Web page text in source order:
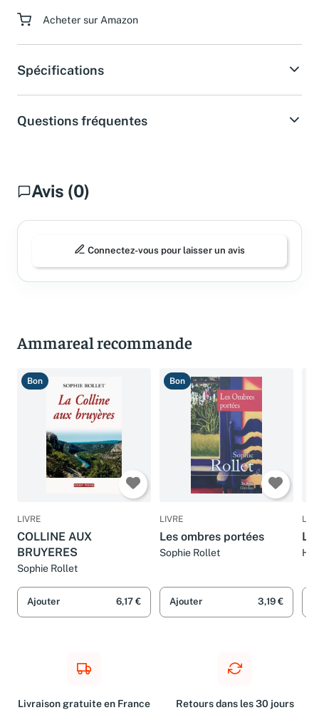
Acheter sur Amazon
Spécifications
Questions fréquentes
Avis (0)
Connectez-vous pour laisser un avis
Ammareal recommande
Bon
LIVRE
COLLINE AUX
BRUYERES
Sophie Rollet
Ajouter 6,17 €
Bon
LIVRE
Les ombres portées
Sophie Rollet
Ajouter 3,19 €
Livraison gratuite en France
Retours dans les 30 jours